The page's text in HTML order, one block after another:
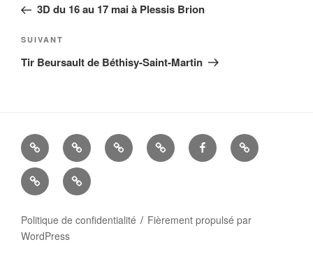
l’article
précédent
3D du 16 au 17 mai à Plessis Brion
Article
suivant
SUIVANT
Tir Beursault de Béthisy-Saint-Martin
La
Cie
d’Arc
Histoire ALBUMSLIENS
UTILES
FACEBOOK
Mandats
Nous
contacter
–
Politique de confidentialité
Fièrement propulsé par
WordPress